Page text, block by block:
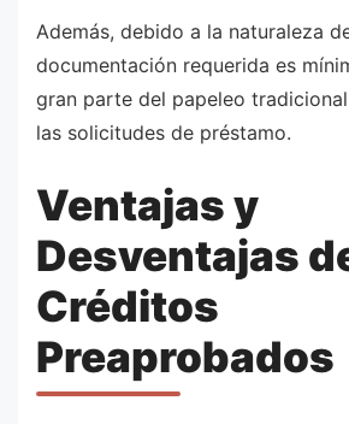
Además, debido a la naturaleza
documentación requerida es
gran parte del papeleo
las solicitudes de préstamo.
Ventajas y
Desventajas
Créditos
Preaprobados